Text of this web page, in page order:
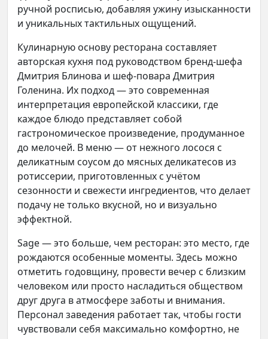
ручной росписью, добавляя ужину изысканности
и уникальных тактильных ощущений.
Кулинарную основу ресторана составляет
авторская кухня под руководством бренд-шефа
Дмитрия Блинова и шеф-повара Дмитрия
Голенина. Их подход — это современная
интерпретация европейской классики, где
каждое блюдо представляет собой
гастрономическое произведение, продуманное
до мелочей. В меню — от нежного лосося с
деликатным соусом до мясных деликатесов из
ротиссерии, приготовленных с учётом
сезонности и свежести ингредиентов, что делает
подачу не только вкусной, но и визуально
эффектной.
Sage — это больше, чем ресторан: это место, где
рождаются особенные моменты. Здесь можно
отметить годовщину, провести вечер с близким
человеком или просто насладиться обществом
друг друга в атмосфере заботы и внимания.
Персонал заведения работает так, чтобы гости
чувствовали себя максимально комфортно, не